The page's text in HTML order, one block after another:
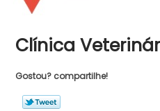
Clínica
Gostou? compartilhe!